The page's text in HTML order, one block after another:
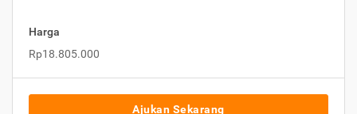
Harga
Rp18.805.000
Ajukan Sekarang